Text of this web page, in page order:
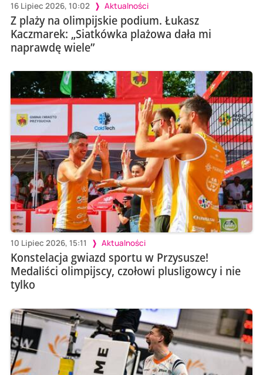
16 Lipiec 2026, 10:02 Aktualności
Z plaży na olimpijskie podium. Łukasz
Kaczmarek: „Siatkówka plażowa dała mi
naprawdę wiele”
10 Lipiec 2026, 15:11 Aktualności
Konstelacja gwiazd sportu w Przysusze!
Medaliści olimpijscy, czołowi plusligowcy i nie
tylko